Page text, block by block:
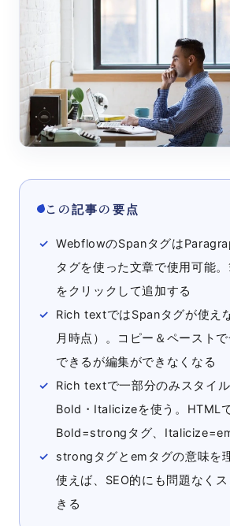
この記事の要点
WebflowのSpanタグは
タグを使った文章で使用可能
をクリックして追加する
Rich textではSpanタグが使え
月時点）。コピー＆ペースト
できるが編集ができなくなる
Rich textで一部分のみスタイ
Bold・Italicizeを使う。HTML
Bold=strongタグ、
strongタグとemタグの意味を
使えば、SEO的にも問題なく
きる